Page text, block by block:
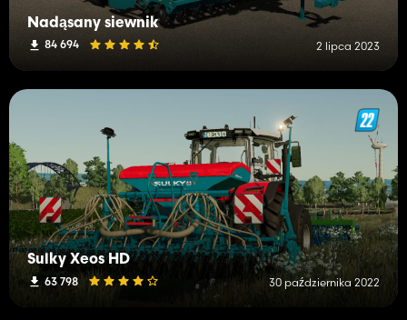
Nadąsany siewnik
84 694 2 lipca 2023
Sulky Xeos HD
63 798 30 października 2022